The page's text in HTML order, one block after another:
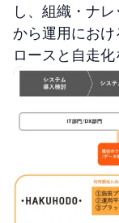
し、組織・ナ
から運用にお
ロースと自走化